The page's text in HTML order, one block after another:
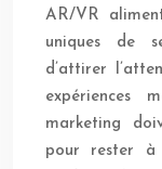
AR/VR
uniques de
d’attirer
expériences
marketing
pour rester à